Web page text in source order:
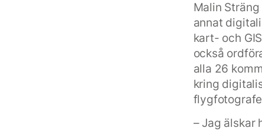
Malin
annat
kart- och
också
alla 26
kring
– Jag älskar